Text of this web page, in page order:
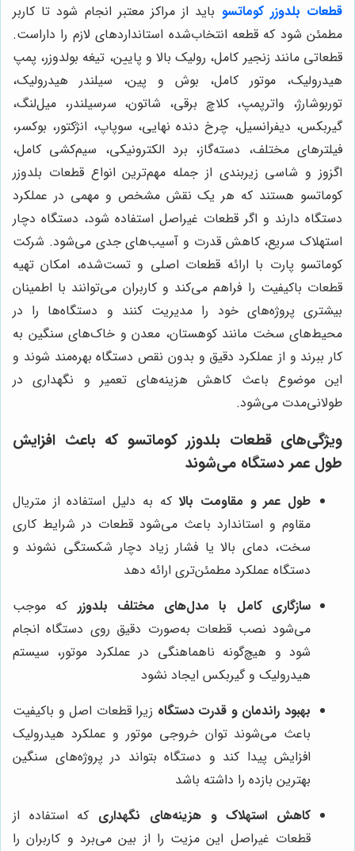
قطعات بلدوزر کوماتسو باید از مراکز معتبر انجام شود تا کاربر
مطمئن شود که قطعه انتخاب‌شده استانداردهای لازم را داراست.
قطعاتی مانند زنجیر کامل، رولیک بالا و پایین، تیغه بولدوزر، پمپ
هیدرولیک، موتور کامل، بوش و پین، سیلندر هیدرولیک،
توربوشارژ، واترپمپ، کلاچ برقی، شاتون، سرسیلندر، میل‌لنگ،
گیربکس، دیفرانسیل، چرخ دنده نهایی، سوپاپ، انژکتور، بوکسر،
فیلترهای مختلف، دسته‌گاز، برد الکترونیکی، سیم‌کشی کامل،
اگزوز و شاسی زیر‌بندی از جمله مهم‌ترین انواع قطعات بلدوزر
کوماتسو هستند که هر یک نقش مشخص و مهمی در عملکرد
دستگاه دارند و اگر قطعات غیراصل استفاده شود، دستگاه دچار
استهلاک سریع، کاهش قدرت و آسیب‌های جدی می‌شود. شرکت
کوماتسو پارت با ارائه قطعات اصلی و تست‌شده، امکان تهیه
قطعات باکیفیت را فراهم می‌کند و کاربران می‌توانند با اطمینان
بیشتری پروژه‌های خود را مدیریت کنند و دستگاه‌ها را در
محیط‌های سخت مانند کوهستان، معدن و خاک‌های سنگین به
کار ببرند و از عملکرد دقیق و بدون نقص دستگاه بهره‌مند شوند و
این موضوع باعث کاهش هزینه‌های تعمیر و نگهداری در
طولانی‌مدت می‌شود.
ویژگی‌های قطعات بلدوزر کوماتسو که باعث افزایش
طول عمر دستگاه می‌شوند
طول عمر و مقاومت بالا که به دلیل استفاده از متریال
مقاوم و استاندارد باعث می‌شود قطعات در شرایط کاری
سخت، دمای بالا یا فشار زیاد دچار شکستگی نشوند و
دستگاه عملکرد مطمئن‌تری ارائه دهد
سازگاری کامل با مدل‌های مختلف بلدوزر که موجب
می‌شود نصب قطعات به‌صورت دقیق روی دستگاه انجام
شود و هیچ‌گونه ناهماهنگی در عملکرد موتور، سیستم
هیدرولیک و گیربکس ایجاد نشود
بهبود راندمان و قدرت دستگاه زیرا قطعات اصل و باکیفیت
باعث می‌شوند توان خروجی موتور و عملکرد هیدرولیک
افزایش پیدا کند و دستگاه بتواند در پروژه‌های سنگین
بهترین بازده را داشته باشد
کاهش استهلاک و هزینه‌های نگهداری که استفاده از
قطعات غیراصل این مزیت را از بین می‌برد و کاربران را